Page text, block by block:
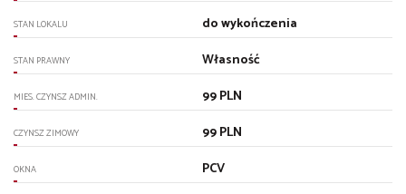
STAN LOKALU do wykończenia
STAN PRAWNY Własność
MIES. CZYNSZ ADMIN. 99 PLN
CZYNSZ ZIMOWY 99 PLN
OKNA PCV